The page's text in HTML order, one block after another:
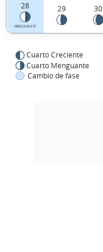
28
MENGUANTE
29 30
Cuarto Creciente
Cuarto Menguante
Cambio de fase